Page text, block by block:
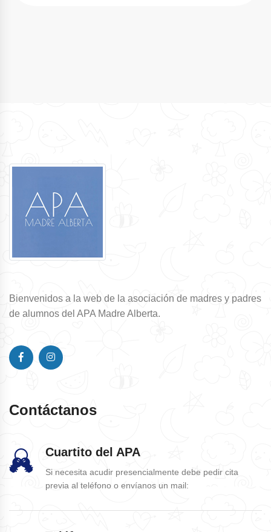
Bienvenidos a la web de la asociación de madres y padres
de alumnos del APA Madre Alberta.
Contáctanos
Cuartito del APA
Si necesita acudir presencialmente debe pedir cita
previa al teléfono o envíanos un mail: